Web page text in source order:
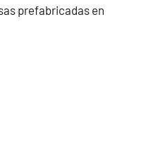
prefabricadas en